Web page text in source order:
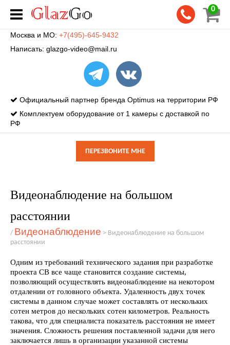
0
Москва и МО: +7(495)-645-9432
Написать: glazgo-video@mail.ru
Официальный партнер бренда Optimus на территории РФ
Комплектуем оборудование от 1 камеры с доставкой по
РФ
ПЕРЕЗВОНИТЕ МНЕ
Видеонаблюдение на большом
расстоянии
/ Видеонаблюдение > Видеонаблюдение на большом
расстоянии
Одним из требований технического задания при разработке
проекта СВ все чаще становится создание системы,
позволяющий осуществлять видеонаблюдение на некотором
отдалении от головного объекта. Удаленность двух точек
системы в данном случае может составлять от нескольких
сотен метров до нескольких сотен километров. Реальность
такова, что для специалиста показатель расстояния не имеет
значения. Сложность решения поставленной задачи для него
заключается лишь в организации указанной системы